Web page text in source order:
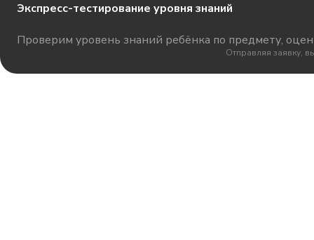
Экспресс-тестирование уровня знаний
Проверим уровень знаний ребёнка по предмету,
Отправляя заявку,